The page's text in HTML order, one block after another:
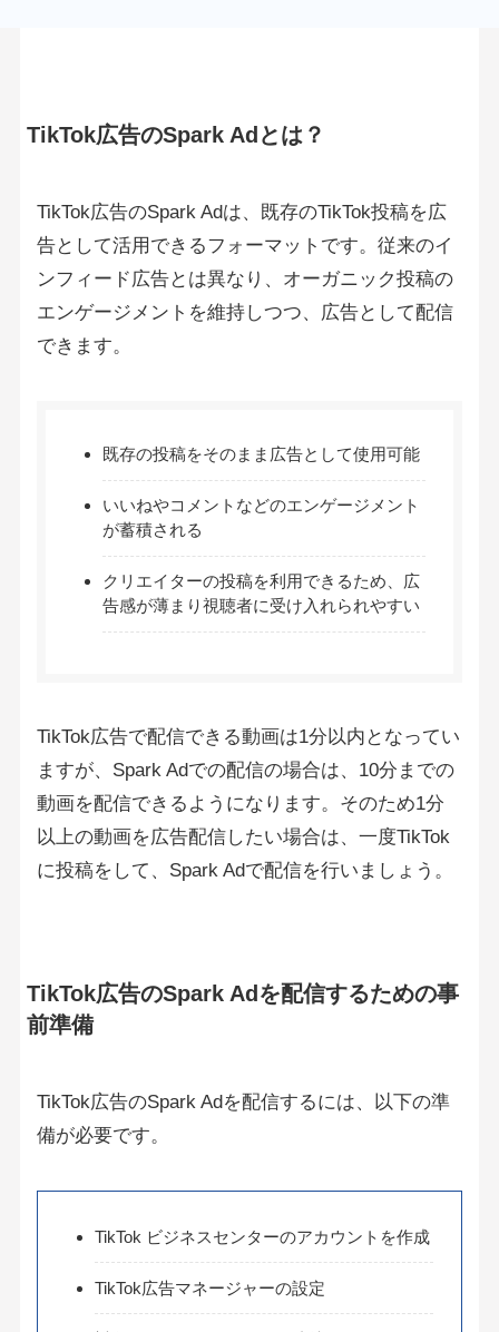
TikTok広告のSpark Adとは？
TikTok広告のSpark Adは、既存のTikTok投稿を広
告として活用できるフォーマットです。従来のイ
ンフィード広告とは異なり、オーガニック投稿の
エンゲージメントを維持しつつ、広告として配信
できます。
既存の投稿をそのまま広告として使用可能
いいねやコメントなどのエンゲージメント
が蓄積される
クリエイターの投稿を利用できるため、広
告感が薄まり視聴者に受け入れられやすい
TikTok広告で配信できる動画は1分以内となってい
ますが、Spark Adでの配信の場合は、10分までの
動画を配信できるようになります。そのため1分
以上の動画を広告配信したい場合は、一度TikTok
に投稿をして、Spark Adで配信を行いましょう。
TikTok広告のSpark Adを配信するための事
前準備
TikTok広告のSpark Adを配信するには、以下の準
備が必要です。
TikTok ビジネスセンターのアカウントを作成
TikTok広告マネージャーの設定